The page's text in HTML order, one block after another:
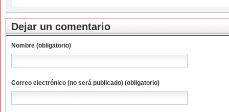
Dejar un comentario
Nombre (obligatorio)
Correo electrónico (no será publicado) (obligatorio)